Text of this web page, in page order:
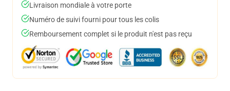
Livraison mondiale à votre porte
Numéro de suivi fourni pour tous les colis
Remboursement complet si le produit n'est pas reçu